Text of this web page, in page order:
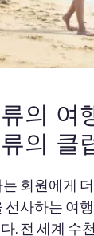
의 여
의 클
회원에게
선사하는 여
. 전 세계 수